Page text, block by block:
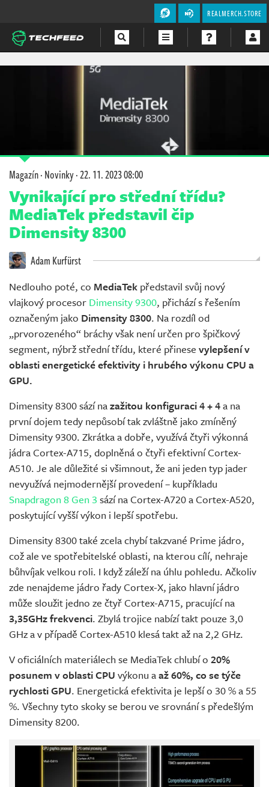
REALMERCH.STORE
Magazín·Novinky·22. 11. 2023 08:00
Vynikající pro střední třídu?
MediaTek představil čip
Dimensity 8300
Adam Kurfürst
Nedlouho poté, co MediaTek představil svůj nový
vlajkový procesor Dimensity 9300, přichází s řešením
označeným jako Dimensity 8300. Na rozdíl od
„prvorozeného“ bráchy však není určen pro špičkový
segment, nýbrž střední třídu, které přinese vylepšení v
oblasti energetické efektivity i hrubého výkonu CPU a
GPU.
Dimensity 8300 sází nazažitou konfiguraci 4 + 4a na
první dojem tedy nepůsobí tak zvláštně jako zmíněný
Dimensity 9300. Zkrátka a dobře, využívá čtyři výkonná
jádra Cortex-A715, doplněná o čtyři efektivní Cortex-
A510. Je ale důležité si všimnout, že ani jeden typ jader
nevyužívá nejmodernější provedení – kupříkladu
Snapdragon 8 Gen 3 sází na Cortex-A720 a Cortex-A520,
poskytující vyšší výkon i lepší spotřebu.
Dimensity 8300 také zcela chybí takzvané Prime jádro,
což ale ve spotřebitelské oblasti, na kterou cílí, nehraje
bůhvíjak velkou roli. I když záleží na úhlu pohledu. Ačkoliv
zde nenajdeme jádro řady Cortex-X, jako hlavní jádro
může sloužit jedno ze čtyř Cortex-A715, pracující na
3,35GHz frekvenci. Zbylá trojice nabízí takt pouze 3,0
GHz a v případě Cortex-A510 klesá takt až na 2,2 GHz.
V oficiálních materiálech se MediaTek chlubí o 20%
posunem v oblasti CPU výkonu aaž 60%, co se týče
rychlosti GPU. Energetická efektivita je lepší o 30 % a 55
%. Všechny tyto skoky se berou ve srovnání s předešlým
Dimensity 8200.